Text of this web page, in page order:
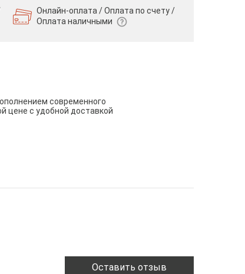
Онлайн-оплата / Оплата по счету /
Оплата наличными
современного
цене с удобной доставкой
Оставить отзыв